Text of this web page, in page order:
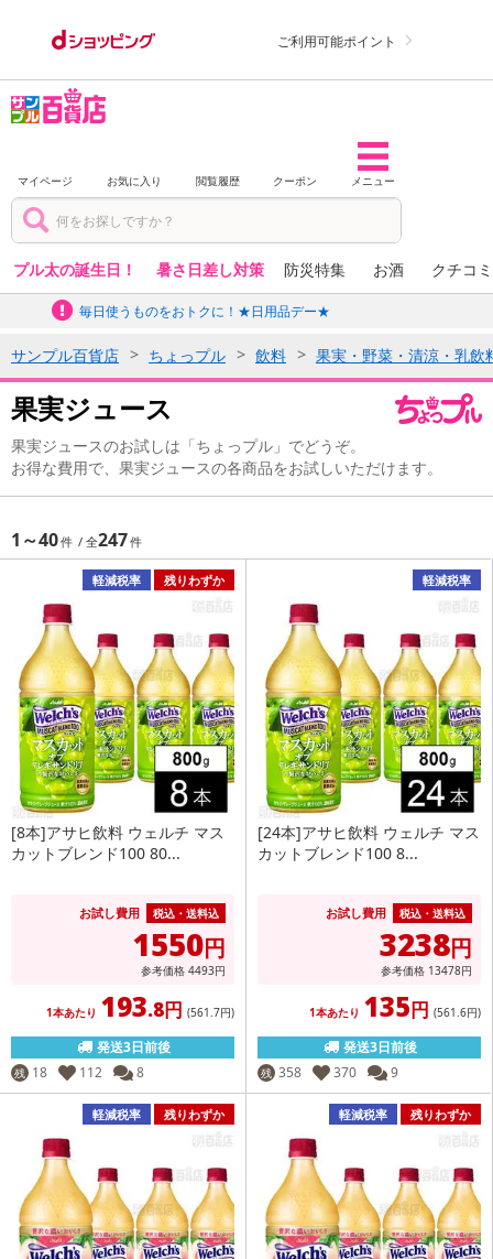
ご利用可能ポイント
マイページ お気に入り 閲覧履歴 クーポン メニュー
プル太の誕生日！ 暑さ日差し対策 防災特集 お酒 クチコ
毎日使うものをおトクに！★日用品デー★
サンプル百貨店 ちょっプル 飲料 果実・野菜・清涼・乳飲
果実ジュース
果実ジュースのお試しは「ちょっプル」でどうぞ。
お得な費用で、果実ジュースの各商品をお試しいただけます。
1～40 247
軽減税率 残りわずか
[8本]アサヒ飲料 ウェルチ マス
カットブレンド100 80...
お試し費用 税込・送料込
1550円
参考価格 4493円
1本あたり 193.8円 (561.7円)
発送3日前後
残 18 112 8
軽減税率
[24本]アサヒ飲料 ウェルチ マス
カットブレンド100 8...
お試し費用 税込・送料込
3238円
参考価格 13478円
1本あたり 135円 (561.6円)
発送3日前後
残 358 370 9
軽減税率 残りわずか 軽減税率 残りわずか